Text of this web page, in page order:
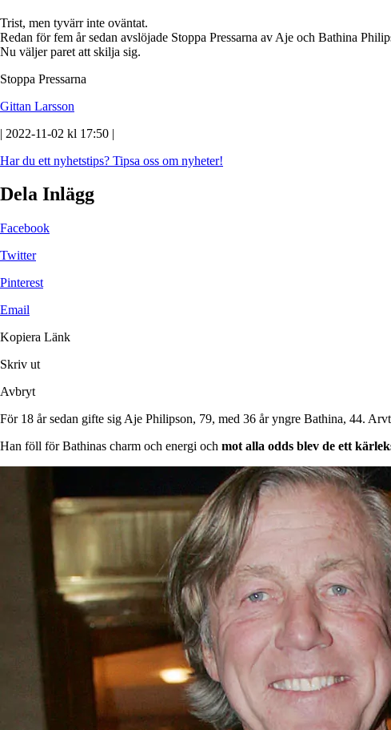
Trist, men tyvärr inte oväntat.
Redan för fem år sedan avslöjade Stoppa Pressarna av Aje och Bathina
Nu väljer paret att skilja sig.
Stoppa Pressarna
Gittan Larsson
| 2022-11-02 kl 17:50 |
Har du ett nyhetstips? Tipsa oss om nyheter!
Dela Inlägg
Facebook
Twitter
Pinterest
Email
Kopiera Länk
Skriv ut
Avbryt
För 18 år sedan gifte sig Aje Philipson, 79, med 36 år yngre Bathina, 44.
Han föll för Bathinas charm och energi och mot alla odds blev de ett